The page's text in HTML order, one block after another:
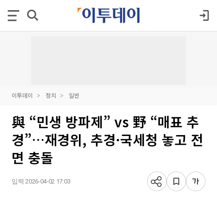
이투데이 정치 일반
與 “민생 방파제” vs 野 “매표 추
경”…재경위, 추경·국세청 놓고 전
면 충돌
입력 2026-04-02 17:03